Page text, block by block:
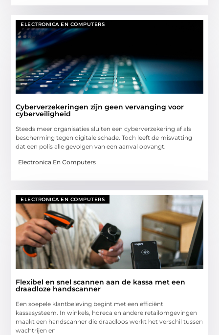
ELECTRONICA EN COMPUTERS
Cyberverzekeringen zijn geen vervanging voor
cyberveiligheid
Steeds meer organisaties sluiten een cyberverzekering af als
bescherming tegen digitale schade. Toch leeft de misvatting
dat een polis alle gevolgen van een aanval opvangt.
Electronica En Computers
ELECTRONICA EN COMPUTERS
Flexibel en snel scannen aan de kassa met een
draadloze handscanner
Een soepele klantbeleving begint met een efficiënt
kassasysteem. In winkels, horeca en andere retailomgevingen
maakt een handscanner die draadloos werkt het verschil tussen
wachtrijen en